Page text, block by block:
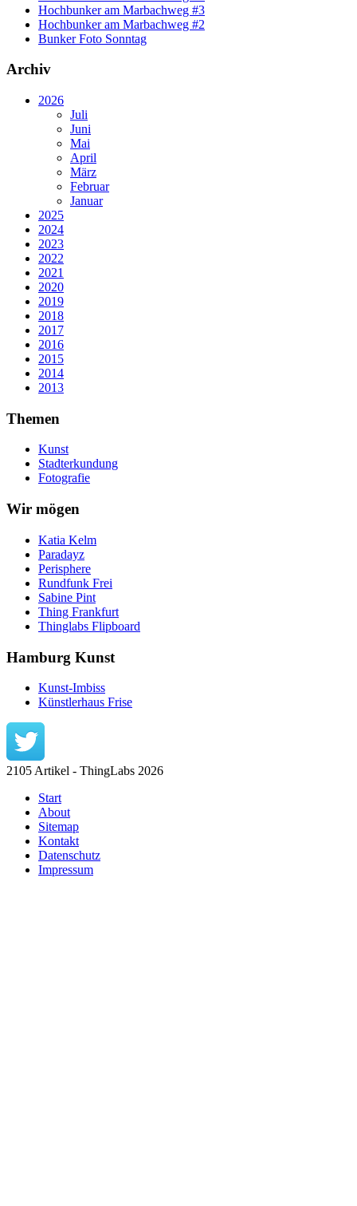
Hochbunker am Marbachweg #3
Hochbunker am Marbachweg #2
Bunker Foto Sonntag
Archiv
2026
Juli
Juni
Mai
April
März
Februar
Januar
2025
2024
2023
2022
2021
2020
2019
2018
2017
2016
2015
2014
2013
Themen
Kunst
Stadterkundung
Fotografie
Wir mögen
Katia Kelm
Paradayz
Perisphere
Rundfunk Frei
Sabine Pint
Thing Frankfurt
Thinglabs Flipboard
Hamburg Kunst
Kunst-Imbiss
Künstlerhaus Frise
2105 Artikel - ThingLabs 2026
Start
About
Sitemap
Kontakt
Datenschutz
Impressum